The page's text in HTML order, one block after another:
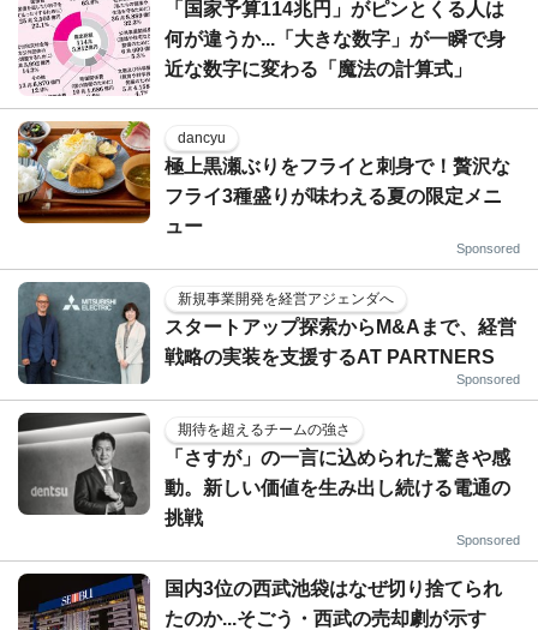
「国家予算114兆円」がピンとくる人は
何が違うか...「大きな数字」が一瞬で身
近な数字に変わる「魔法の計算式」
dancyu
極上黒瀬ぶりをフライと刺身で！贅沢な
フライ3種盛りが味わえる夏の限定メニ
ュー
Sponsored
新規事業開発を経営アジェンダへ
スタートアップ探索からM&Aまで、経営
戦略の実装を支援するAT PARTNERS
Sponsored
期待を超えるチームの強さ
「さすが」の一言に込められた驚きや感
動。新しい価値を生み出し続ける電通の
挑戦
Sponsored
国内3位の西武池袋はなぜ切り捨てられ
たのか...そごう・西武の売却劇が示す